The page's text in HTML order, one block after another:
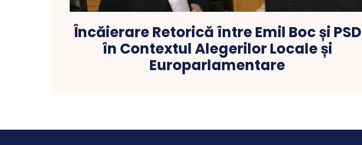
Încăierare Retorică între Emil Boc și PSD
în Contextul Alegerilor Locale și
Europarlamentare